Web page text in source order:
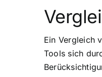
Ein Vergleich
Tools sich